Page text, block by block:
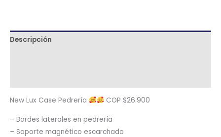
Descripción
New Lux Case Pedrería COP $26.900
– Bordes laterales en pedrería
– Soporte magnético escarchado